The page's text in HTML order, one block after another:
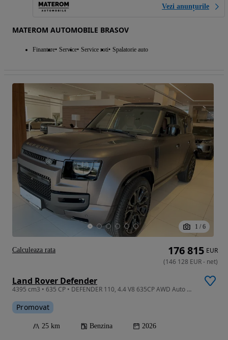
Vezi anunțurile
MATEROM AUTOMOBILE BRASOV
Finantare Service Service roti Spalatorie auto
1 / 6
Land Rover Defender
4395 cm3 • 635 CP • DEFENDER 110, 4.4 V8 635CP AWD Auto MHEV, OCTA
Promovat
25 km Benzina 2026
176 815 EUR
(146 128 EUR- net)
Calculeaza rata